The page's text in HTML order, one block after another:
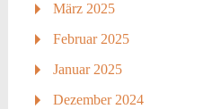
März 2025
Februar 2025
Januar 2025
Dezember 2024